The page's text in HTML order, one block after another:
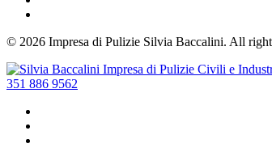
© 2026 Impresa di Pulizie Silvia Baccalini. All
351 886 9562